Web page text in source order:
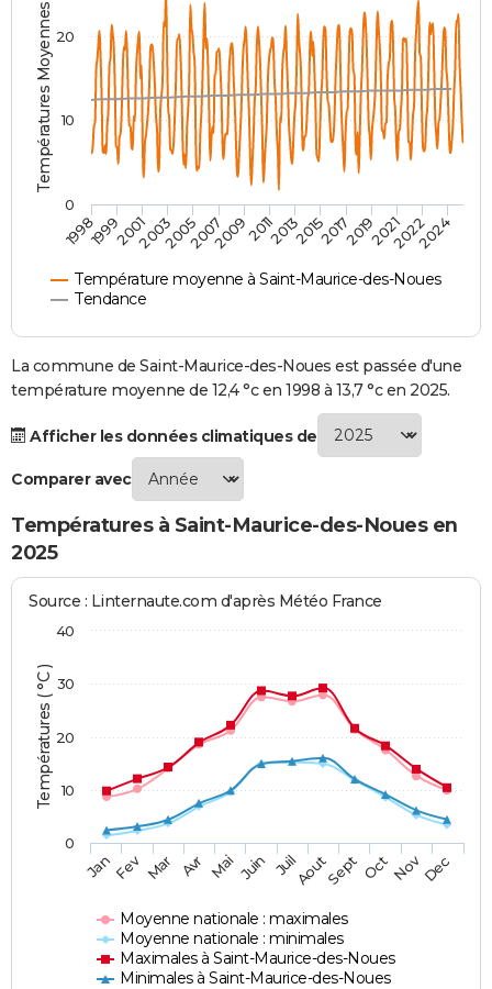
Destinations
City break
Voyage nature
Voyage de noces
Forum
Climat
PHOTO
GUIDES D'ACHAT
BONS PLANS
CARTE DE VOEUX
Carte de Noël
Carte Bonne année
Carte Saint-Valentin
Carte Pâques
Carte d'anniversaire
DICTIONNAIRE
Dictionnaire
Biographies
Citations
Expressions
Proverbes
PROGRAMME TV
COPAINS D'AVANT
S'inscrire
Se connecter
Lycées
Collèges
Primaires
Universités
Entreprises
Service militaire
Avis de recherche
AVIS DE DÉCÈS
FORUM
Températures Moyennes ( °C )
Température moyenne à Saint-Maurice-des-Noues
Tendance
199819992001200320052007200920112013201520172019202120222024
0
10
20
La commune de Saint-Maurice-des-Noues est passée d'une
température moyenne de 12,4 °c en 1998 à 13,7 °c en 2025.
Afficher les données climatiques de
Comparer avec
Températures à Saint-Maurice-des-Noues en
2025
Températures ( °C )
Source : Linternaute.com d'après Météo France
Moyenne nationale : maximales
Moyenne nationale : minimales
Maximales à Saint-Maurice-des-Noues
Minimales à Saint-Maurice-des-Noues
JanFev Mar Avr Mai Juin JuilAoutSept OctNovDec
0
10
20
30
40